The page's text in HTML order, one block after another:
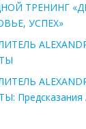
ТРЕНИНГ
УСПЕХ»
Предсказания